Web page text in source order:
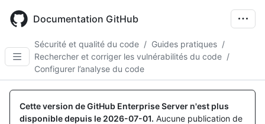
main
Documentation GitHub
Sécurité et qualité du code / Guides pratiques /
Rechercher et corriger les vulnérabilités du code /
Configurer l’analyse du code
Cette version de GitHub Enterprise Server n'est plus
disponible depuis le 2026-07-01. Aucune publication de